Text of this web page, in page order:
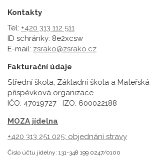
Kontakty
Tel: +420 313 112 511
ID schránky: 8e2xcsw
E-mail: zsrako@zsrako.cz
Fakturační údaje
Střední škola, Základní škola a
příspěvková organizace
IČO: 47019727 IZO: 600022188
MOZA jídelna
+420 313 251 025; objednání stravy
Číslo účtu jídelny: 131-348 199 0247/0100